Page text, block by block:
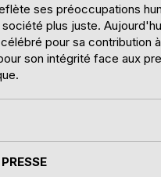
ses préoccupations
plus juste.
pour sa contribution
son intégrité face aux